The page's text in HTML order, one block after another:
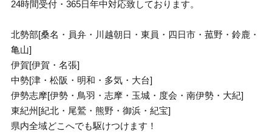
24時間受付・365日年中対応致しております。
北勢部[桑名・員弁・川越朝日・東員・四日市・菰野・鈴鹿・
亀山]
伊賀[伊賀・名張]
中勢[津・松阪・明和・多気・大台]
伊勢志摩[伊勢・鳥羽・志摩・玉城・度会・南伊勢・大紀]
東紀州[紀北・尾鷲・熊野・御浜・紀宝]
県内全域どこへでも駆けつけます！